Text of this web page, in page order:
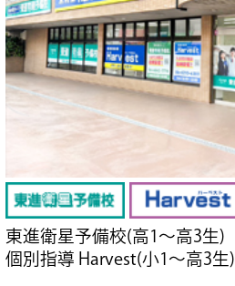
東進衛星予備校(高1～高3生)
個別指導 Harvest(小1～高3生)